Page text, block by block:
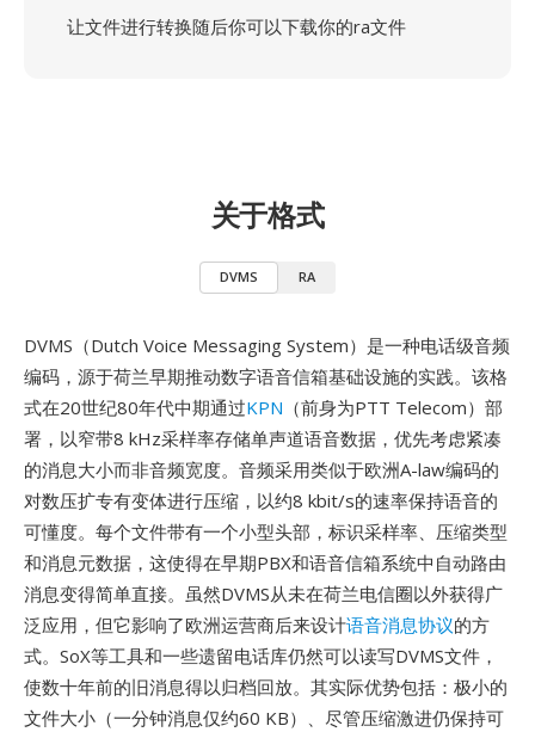
让文件进行转换随后你可以下载你的ra文件
关于格式
DVMS RA
DVMS（Dutch Voice Messaging System）是一种电话级音频
编码，源于荷兰早期推动数字语音信箱基础设施的实践。该格
式在20世纪80年代中期通过KPN （前身为PTT Telecom）部
署，以窄带8 kHz采样率存储单声道语音数据，优先考虑紧凑
的消息大小而非音频宽度。音频采用类似于欧洲A-law编码的
对数压扩专有变体进行压缩，以约8 kbit/s的速率保持语音的
可懂度。每个文件带有一个小型头部，标识采样率、压缩类型
和消息元数据，这使得在早期PBX和语音信箱系统中自动路由
消息变得简单直接。虽然DVMS从未在荷兰电信圈以外获得广
泛应用，但它影响了欧洲运营商后来设计语音消息协议的方
式。SoX等工具和一些遗留电话库仍然可以读写DVMS文件，
使数十年前的旧消息得以归档回放。其实际优势包括：极小的
文件大小（一分钟消息仅约60 KB）、尽管压缩激进仍保持可